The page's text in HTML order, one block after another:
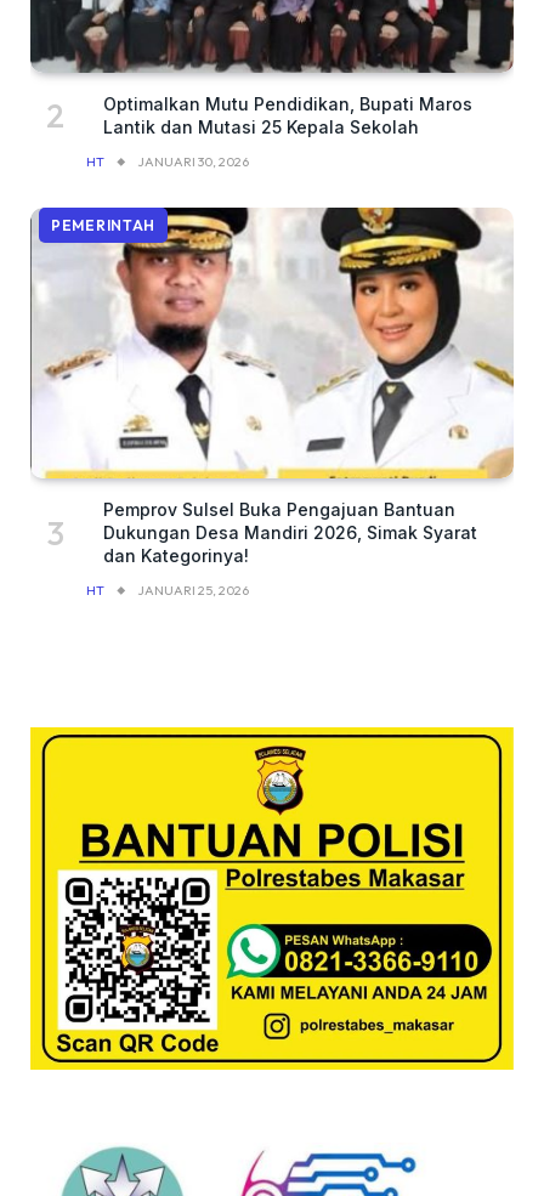
Optimalkan Mutu Pendidikan, Bupati Maros
Lantik dan Mutasi 25 Kepala Sekolah
HT JANUARI 30, 2026
PEMERINTAH
Pemprov Sulsel Buka Pengajuan Bantuan
Dukungan Desa Mandiri 2026, Simak Syarat
dan Kategorinya!
HT JANUARI 25, 2026